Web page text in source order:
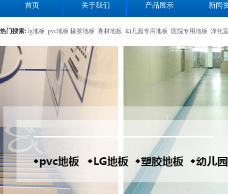
首页 关于我们 产品展示 新闻
热门搜索: lg地板 pvc地板 橡胶地板 卷材地板 幼儿园专用地板 医院专用地板 净化
黄色母粒